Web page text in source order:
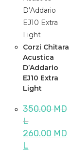
Corzi Chitara
Acustica
D’Addario
EJ10 Extra
Light
350.00MD
L
Prețul
inițial
a
260.00 MD
L